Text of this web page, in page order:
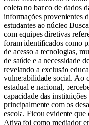
coleta no banco de dados
informações provenientes
estudantes ao núcleo
com equipes diretivas
foram identificados como
de acesso a tecnologias,
de saúde e a necessidade
revelando a exclusão
vulnerabilidade social. Ao
estadual e nacional,
capacidade das
principalmente com os
escola. Ficou evidente
Ativa foi como mediador